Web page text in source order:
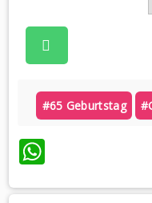
#65 Geburtstag
WhatsApp